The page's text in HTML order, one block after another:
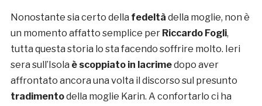
Nonostante sia certo della fedeltà della moglie, non è
un momento affatto semplice per Riccardo Fogli,
tutta questa storia lo sta facendo soffrire molto. Ieri
sera sull’Isola è scoppiato in lacrimedopo aver
affrontato ancora una volta il discorso sul presunto
tradimentodella moglie Karin. A confortarlo ci ha